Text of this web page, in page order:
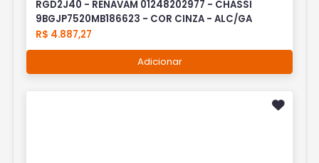
RGD2J40 - RENAVAM 01248202977 - CHASSI
9BGJP7520MB186623 - COR CINZA - ALC/GA
R$ 4.887,27
Adicionar